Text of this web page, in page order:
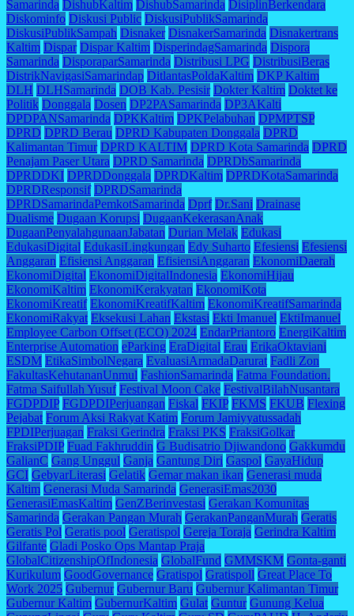
Samarinda DishubKaltim DishubSamarinda DisiplinBerkendara
Diskominfo Diskusi Public DiskusiPublikSamarinda
DiskusiPublikSampah Disnaker DisnakerSamarinda Disnakertrans
Kaltim Dispar Dispar Kaltim DisperindagSamarinda Dispora
Samarinda DisporaparSamarinda Distribusi LPG DistribusiBeras
DistrikNavigasiSamarindap DitlantasPoldaKaltim DKP Kaltim
DLH DLHSamarinda DOB Kab. Pesisir Dokter Kaltim Doktet ke
Politik Donggala Dosen DP2PASamarinda DP3AKalti
DPDPANSamarinda DPKKaltim DPKPelabuhan DPMPTSP
DPRD DPRD Berau DPRD Kabupaten Donggala DPRD
Kalimantan Timur DPRD KALTIM DPRD Kota Samarinda DPRD
Penajam Paser Utara DPRD Samarinda DPRDbSamarinda
DPRDDKI DPRDDonggala DPRDKaltim DPRDKotaSamarinda
DPRDResponsif DPRDSamarinda
DPRDSamarindaPemkotSamarinda Dprf Dr.Sani Drainase
Dualisme Dugaan Korupsi DugaanKekerasanAnak
DugaanPenyalahgunaanJabatan Durian Melak Edukasi
EdukasiDigital EdukasiLingkungan Edy Suharto Efesiensi Efesiensi
Anggaran Efisiensi Anggaran EfisiensiAnggaran EkonomiDaerah
EkonomiDigital EkonomiDigitalIndonesia EkonomiHijau
EkonomiKaltim EkonomiKerakyatan EkonomiKota
EkonomiKreatif EkonomiKreatifKaltim EkonomiKreatifSamarinda
EkonomiRakyat Eksekusi Lahan Ekstasi Ekti Imanuel EktiImanuel
Employee Carbon Offset (ECO) 2024 EndarPriantoro EnergiKaltim
Enterprise Automation eParking EraDigital Erau ErikaOktaviani
ESDM EtikaSimbolNegara EvaluasiArmadaDarurat Fadli Zon
FakultasKehutananUnmul FashionSamarinda Fatma Foundation.
Fatma Saifullah Yusuf Festival Moon Cake FestivalBilahNusantara
FGDPDIP FGDPDIPerjuangan Fiskal FKIP FKMS FKUB Flexing
Pejabat Forum Aksi Rakyat Katim Forum Jamiyyatussadah
FPDIPerjuagan Fraksi Gerindra Fraksi PKS FraksiGolkar
FraksiPDIP Fuad Fakhruddin G Budisatrio Djiwandono Gakkumdu
GalianC Gang Unggul Ganja Gantung Diri Gaspol GayaHidup
GCI GebyarLiterasi Gelatik Gemar makan ikan Generasi muda
Kaltim Generasi Muda Samarinda GenerasiEmas2030
GenerasiEmasKaltim GenZBerinvestasi Gerakan Komunitas
Samarinda Gerakan Pangan Murah GerakanPanganMurah Geratis
Geratis Pol Geratis pool Geratispol Gereja Toraja Gerindra Kaltim
Gilfante Gladi Posko Ops Mantap Praja
GlobalCitizenshipOfIndonesia GlobalFund GMMSKM Gonta-ganti
Kurikulum GoodGovernance Gratispol Gratispoll Great Place To
Work 2025 Gubernur Gubernur Baru Gubernur Kalimantan Timur
Gubernur Kaltim GubernurKaltim Gulat Guntur Gunung Kelua